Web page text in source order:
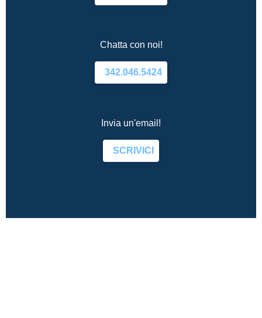
Chatta con noi!
342.046.5424
Invia un'email!
SCRIVICI